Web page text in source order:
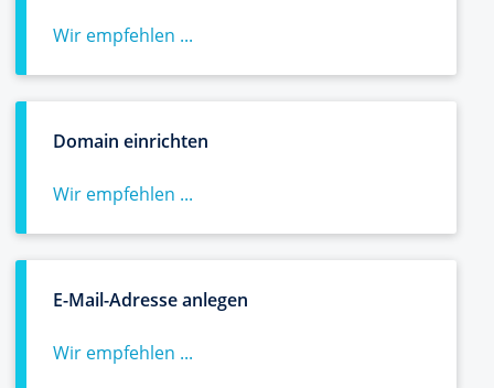
Wir empfehlen ...
Domain einrichten
Wir empfehlen ...
E-Mail-Adresse anlegen
Wir empfehlen ...